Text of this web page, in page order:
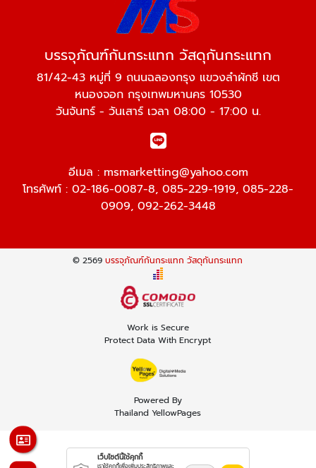
บรรจุภัณฑ์กันกระแทก วัสดุกันกระแทก
81/42-43 หมู่ที่ 9 ถนนฉลองกรุง แขวงลำผักชี เขต
หนองจอก กรุงเทพมหานคร 10530
วันจันทร์ - วันเสาร์ เวลา 08:00 - 17:00 น.
อีเมล : msmarketting@yahoo.com
โทรศัพท์ : 02-186-0087-8, 085-229-1919, 085-228-
0909, 092-262-3448
© 2569บรรจุภัณฑ์กันกระแทก วัสดุกันกระแทก
Work is Secure
Protect Data With Encrypt
Powered By
Thailand YellowPages
เว็บไซต์นี้ใช้คุกกี้
เราใช้คุกกี้เพื่อเพิ่มประสิทธิภาพและ